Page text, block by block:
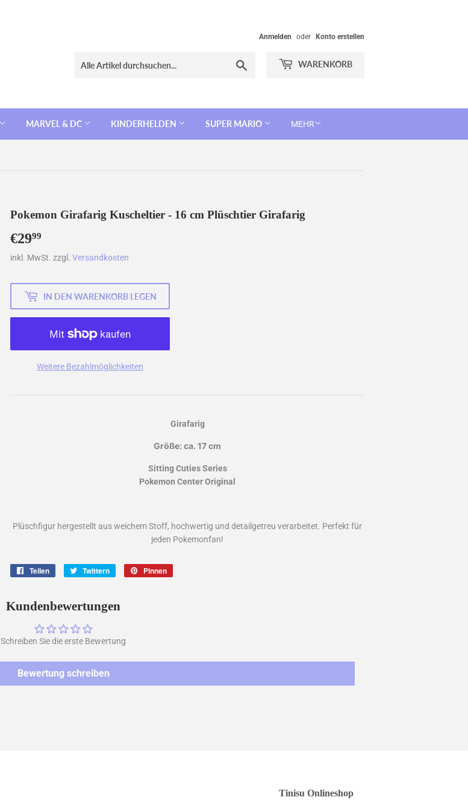
Anmelden oder Konto erstellen
WARENKORB
MARVEL & DC KINDERHELDEN SUPER MARIO MEHR
Pokemon Girafarig Kuscheltier - 16 cm Plüschtier Girafarig
€2999
inkl. MwSt. zzgl. Versandkosten
IN DEN WARENKORB LEGEN
Weitere Bezahlmöglichkeiten
Girafarig
Größe: ca. 17 cm
Sitting Cuties Series
Pokemon Center Original
Plüschfigur hergestellt aus weichem Stoff, hochwertig und detailgetreu verarbeitet. Perfekt für
jeden Pokemonfan!
Teilen Twittern Pinnen
Kundenbewertungen
Schreiben Sie die erste Bewertung
Bewertung schreiben
Tinisu Onlineshop